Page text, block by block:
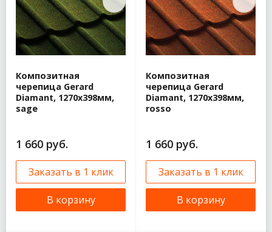
Композитная
черепица Gerard
Diamant, 1270x398мм,
sage
1 660 руб.
Заказать в 1 клик
В корзину
Композитная
черепица Gerard
Diamant, 1270x398мм,
rosso
1 660 руб.
Заказать в 1 клик
В корзину